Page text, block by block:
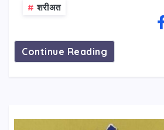
# शरीअत
Continue Reading